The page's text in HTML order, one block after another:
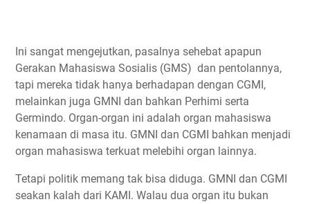
Ini sangat mengejutkan, pasalnya sehebat apapun
Gerakan Mahasiswa Sosialis (GMS) dan pentolannya,
tapi mereka tidak hanya berhadapan dengan CGMI,
melainkan juga GMNI dan bahkan Perhimi serta
Germindo. Organ-organ ini adalah organ mahasiswa
kenamaan di masa itu. GMNI dan CGMI bahkan menjadi
organ mahasiswa terkuat melebihi organ lainnya.
Tetapi politik memang tak bisa diduga. GMNI dan CGMI
seakan kalah dari KAMI. Walau dua organ itu bukan